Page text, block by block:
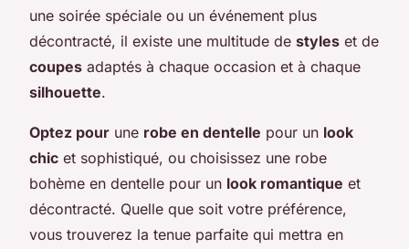
une soirée spéciale ou un événement plus
décontracté, il existe une multitude de styles et de
coupes adaptés à chaque occasion et à chaque
silhouette.
Optez pour une robe en dentelle pour un look
chic et sophistiqué, ou choisissez une robe
bohème en dentelle pour un look romantique et
décontracté. Quelle que soit votre préférence,
vous trouverez la tenue parfaite qui mettra en